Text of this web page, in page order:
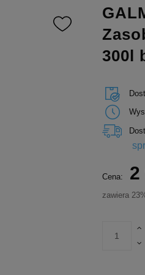
300l
Cena: 2
zawiera